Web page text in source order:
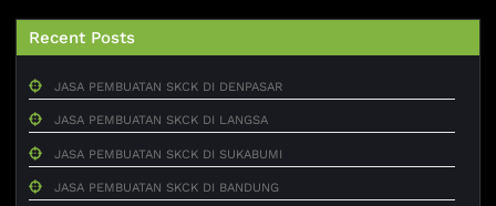
Recent Posts
JASA PEMBUATAN SKCK DI DENPASAR
JASA PEMBUATAN SKCK DI LANGSA
JASA PEMBUATAN SKCK DI SUKABUMI
JASA PEMBUATAN SKCK DI BANDUNG